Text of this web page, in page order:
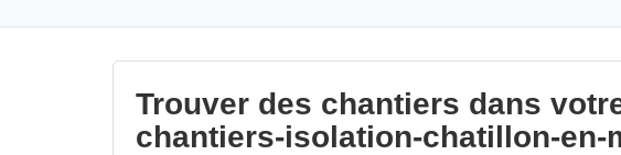
Trouver des chantiers dans
chantiers-isolation-chatillon-en-